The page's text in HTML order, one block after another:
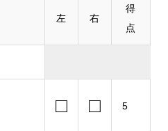
左 右
得
点
□ □ 5